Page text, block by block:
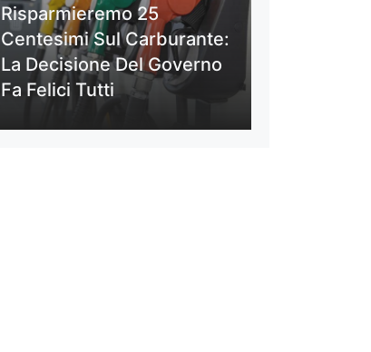
Risparmieremo 25
Centesimi Sul Carburante:
La Decisione Del Governo
Fa Felici Tutti